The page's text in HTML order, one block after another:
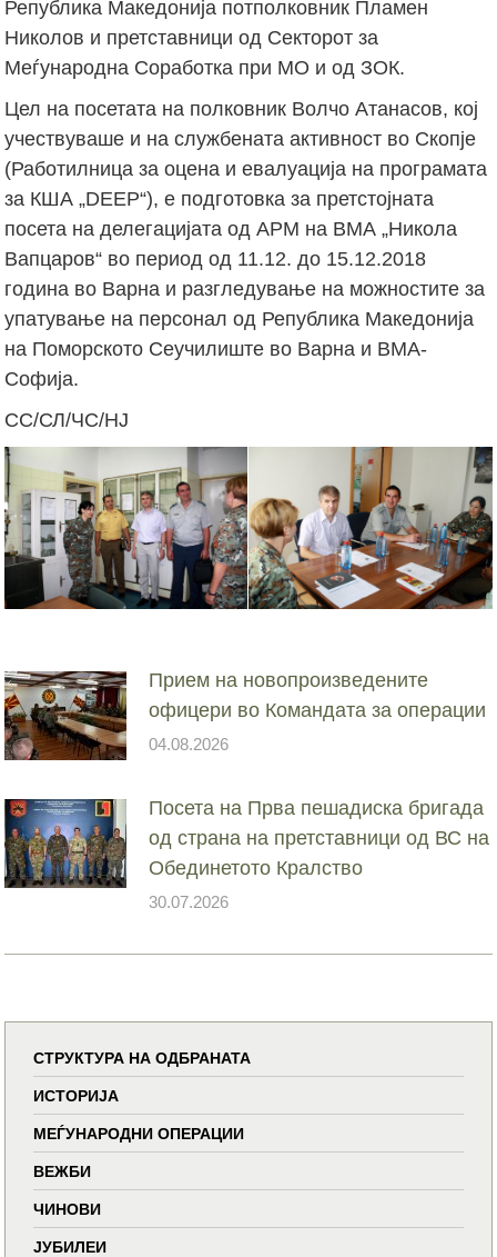
Република Македонија потполковник Пламен
Николов и претставници од Секторот за
Меѓународна Соработка при МО и од ЗОК.
Цел на посетата на полковник Волчо Атанасов, кој
учествуваше и на службената активност во Скопје
(Работилница за оцена и евалуација на програмата
за КША „DEEP“), е подготовка за претстојната
посета на делегацијата од АРМ на ВМА „Никола
Вапцаров“ во период од 11.12. до 15.12.2018
година во Варна и разгледување на можностите за
упатување на персонал од Република Македонија
на Поморското Сеучилиште во Варна и ВМА-
Софија.
СС/СЛ/ЧС/НЈ
Прием на новопроизведените
офицери во Командата за операции
04.08.2026
Посета на Прва пешадиска бригада
од страна на претставници од ВС на
Обединетото Кралство
30.07.2026
СТРУКТУРА НА ОДБРАНАТА
ИСТОРИЈА
МЕЃУНАРОДНИ ОПЕРАЦИИ
ВЕЖБИ
ЧИНОВИ
ЈУБИЛЕИ